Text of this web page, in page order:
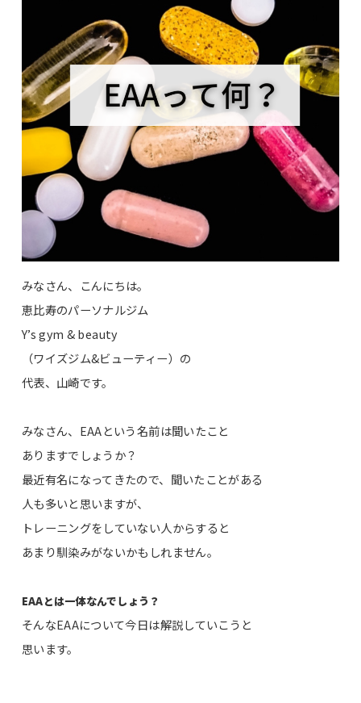
みなさん、こんにちは。
恵比寿のパーソナルジム
Y’s gym & beauty
（ワイズジム&ビューティー）の
代表、山崎です。
みなさん、EAAという名前は聞いたこと
ありますでしょうか？
最近有名になってきたので、聞いたことがある
人も多いと思いますが、
トレーニングをしていない人からすると
あまり馴染みがないかもしれません。
EAAとは一体なんでしょう？
そんなEAAについて今日は解説していこうと
思います。